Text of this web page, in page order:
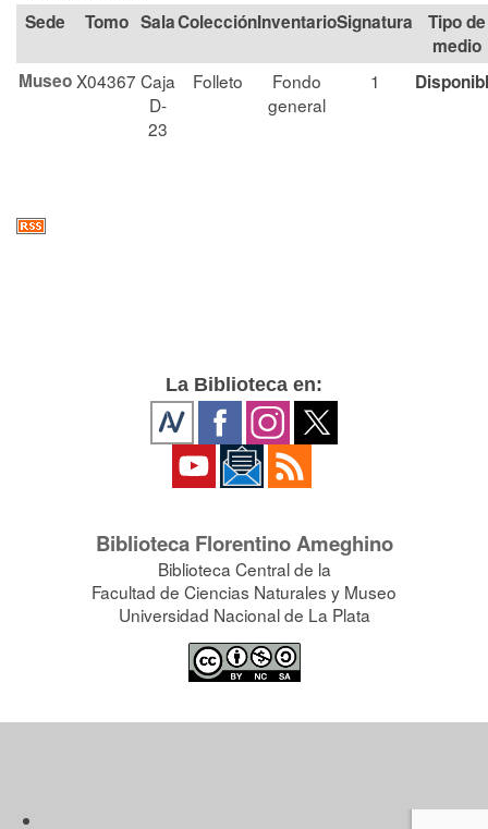
Tomo SalaColección Signatura
Tipo de
medio
MuseoX04367 Caja
D-
23
Folleto
Fondo
general
1
La Biblioteca en:
Biblioteca Florentino Ameghino
Biblioteca Central de la
Facultad de Ciencias Naturales y Museo
Universidad Nacional de La Plata